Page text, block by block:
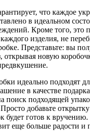
что каждое
в идеальном
Кроме того, это
изделия, не
Представьте: вы
открывая новую
идеально подходят
в качестве
поиск подходящей
добавьте
будет готов к
еще больше радости и